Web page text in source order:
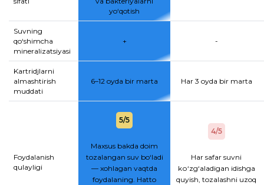
yo‘qotish
Suvning
qo‘shimcha
mineralizatsiyasi
+ -
Kartridjlarni
almashtirish
muddati
6–12 oyda bir marta Har 3 oyda bir marta
Foydalanish
qulayligi
5/5
Maxsus bakda doim
tozalangan suv bo‘ladi
— xohlagan vaqtda
foydalaning. Hatto
4/5
Har safar suvni
kо‘zg‘aladigan idishga
quyish, tozalashni uzoq